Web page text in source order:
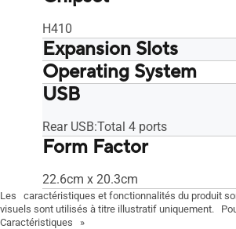
H410
Expansion Slots
1 x PCIe 3.0 x16 (x16)
Operating System
Windows 10 64bit
USB
Rear USB:Total 4 ports
Form Factor
22.6cm x 20.3cm
Les caractéristiques et fonctionnalités du produit
visuels sont utilisés à titre illustratif uniquement.
Caractéristiques »